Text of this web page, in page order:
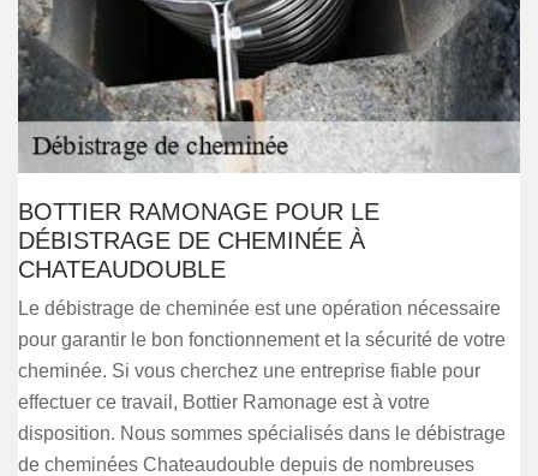
BOTTIER RAMONAGE POUR LE
DÉBISTRAGE DE CHEMINÉE À
CHATEAUDOUBLE
Le débistrage de cheminée est une opération nécessaire
pour garantir le bon fonctionnement et la sécurité de votre
cheminée. Si vous cherchez une entreprise fiable pour
effectuer ce travail, Bottier Ramonage est à votre
disposition. Nous sommes spécialisés dans le débistrage
de cheminées Chateaudouble depuis de nombreuses